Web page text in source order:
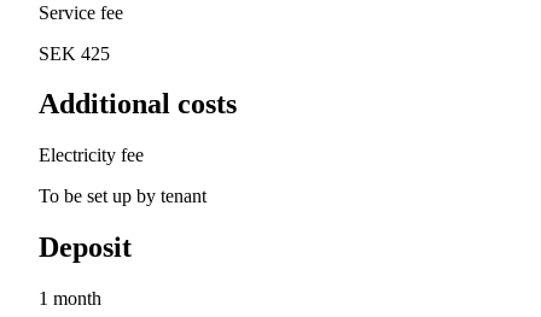
Service fee
SEK 425
Additional costs
Electricity fee
To be set up by tenant
Deposit
1 month